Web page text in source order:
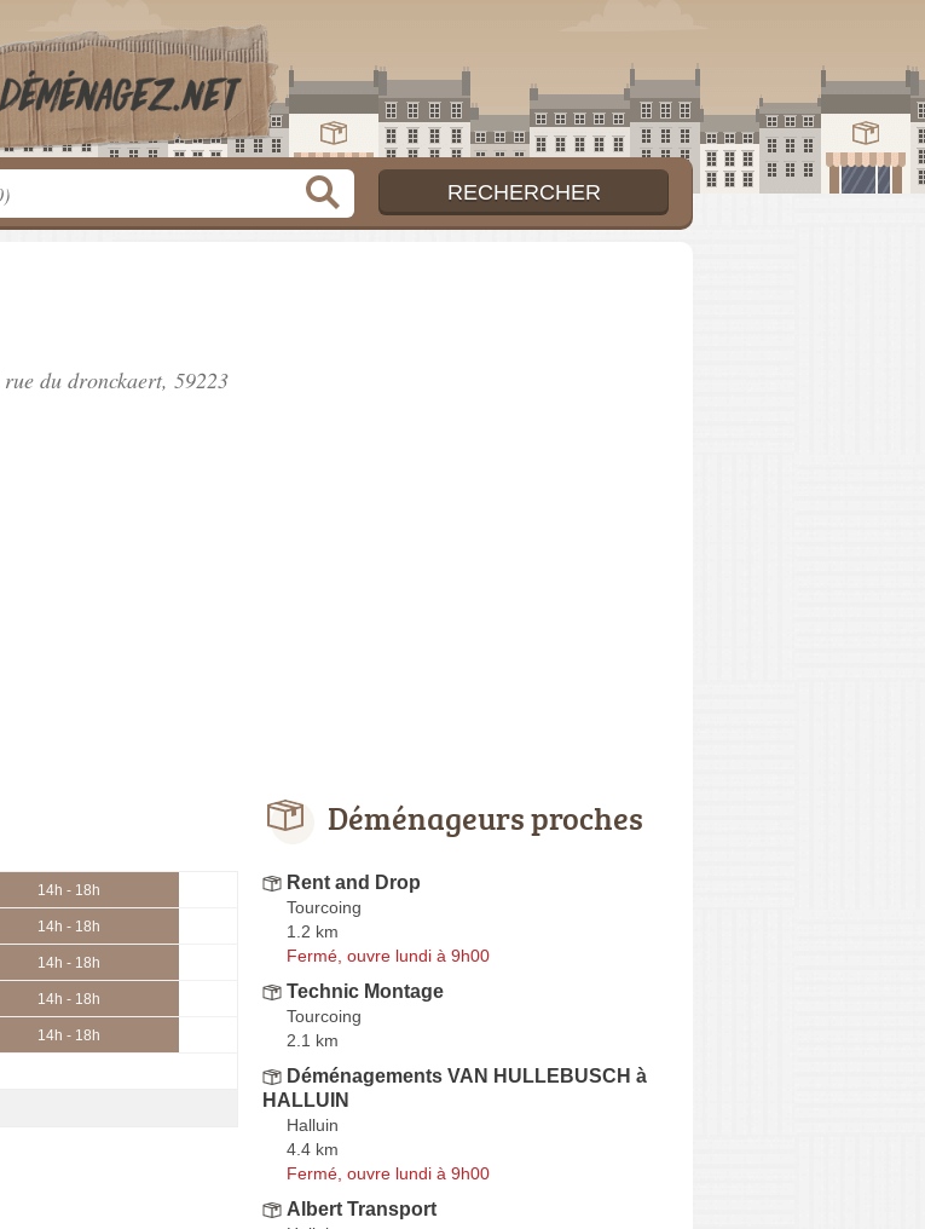
rue du dronckaert, 59223
14h - 18h
14h - 18h
14h - 18h
14h - 18h
14h - 18h
Déménageurs proches
Rent and Drop
Tourcoing
1.2 km
Fermé, ouvre lundi à 9h00
Technic Montage
Tourcoing
2.1 km
Déménagements VAN HULLEBUSCH à
HALLUIN
Halluin
4.4 km
Fermé, ouvre lundi à 9h00
Albert Transport